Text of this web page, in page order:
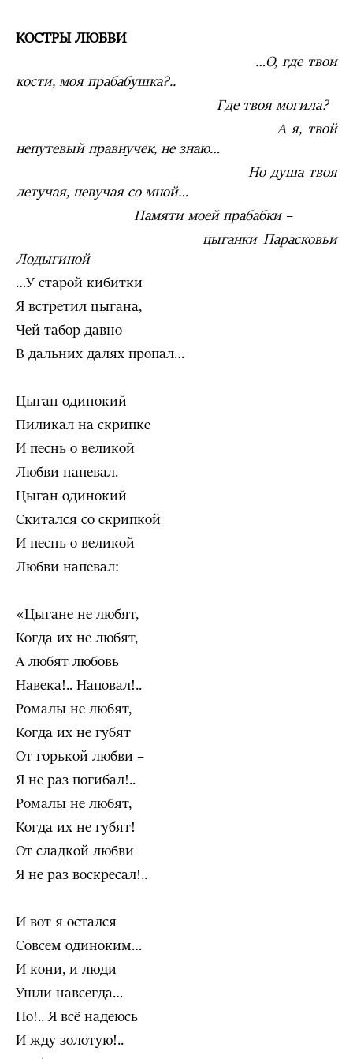
КОСТРЫ ЛЮБВИ
…О, где твои
кости, моя прабабушка?..
Где твоя могила?
А я, твой
непутевый правнучек, не знаю…
Но душа твоя
летучая, певучая со мной…
Памяти моей прабабки –
цыганки Парасковьи
Лодыгиной
…У старой кибитки
Я встретил цыгана,
Чей табор давно
В дальних далях пропал…
Цыган одинокий
Пиликал на скрипке
И песнь о великой
Любви напевал.
Цыган одинокий
Скитался со скрипкой
И песнь о великой
Любви напевал:
«Цыгане не любят,
Когда их не любят,
А любят любовь
Навека!.. Наповал!..
Ромалы не любят,
Когда их не губят
От горькой любви –
Я не раз погибал!..
Ромалы не любят,
Когда их не губят!
От сладкой любви
Я не раз воскресал!..
И вот я остался
Совсем одиноким…
И кони, и люди
Ушли навсегда…
Но!.. Я всё надеюсь
И жду золотую!..